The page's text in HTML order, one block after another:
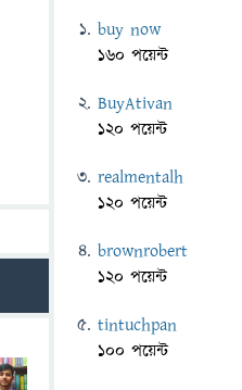
buy now
160 পয়েন্ট
BuyAtivan
120 পয়েন্ট
realmentalh
120 পয়েন্ট
brownrobert
120 পয়েন্ট
tintuchpan
100 পয়েন্ট